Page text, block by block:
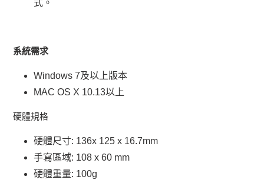
式。
系統需求
Windows 7及以上版本
MAC OS X 10.13以上
硬體規格
硬體尺寸: 136x 125 x 16.7mm
手寫區域: 108 x 60 mm
硬體重量: 100g